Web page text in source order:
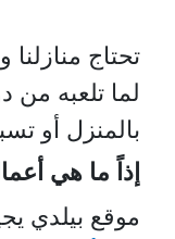
تحتاج
لما تلعبه
بالمنزل أو
إذاً ما هي
موقع بيلدي